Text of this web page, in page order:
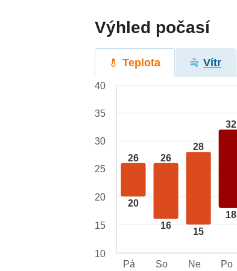
Výhled počasí
Teplota Vítr
26
20
26
16
28
15
32
18
40
35
30
25
20
15
10
Pá
So Ne Po